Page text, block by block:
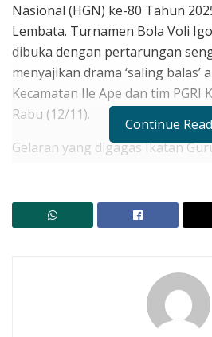
Nasional (HGN) ke-80 Tahun
Lembata. Turnamen Bola Voli
dibuka dengan pertarungan
menyajikan drama ‘saling balas’
Kecamatan Ile Ape dan tim PGRI
Rabu (12/11).
​Gelaran yang digagas Ikatan
Apolonaris Mayan.
Menuju APBD 2027: Lembata
Keuangan Lebih Akuntabel
Dari Cerita Leluhur ke Generasi
Continue